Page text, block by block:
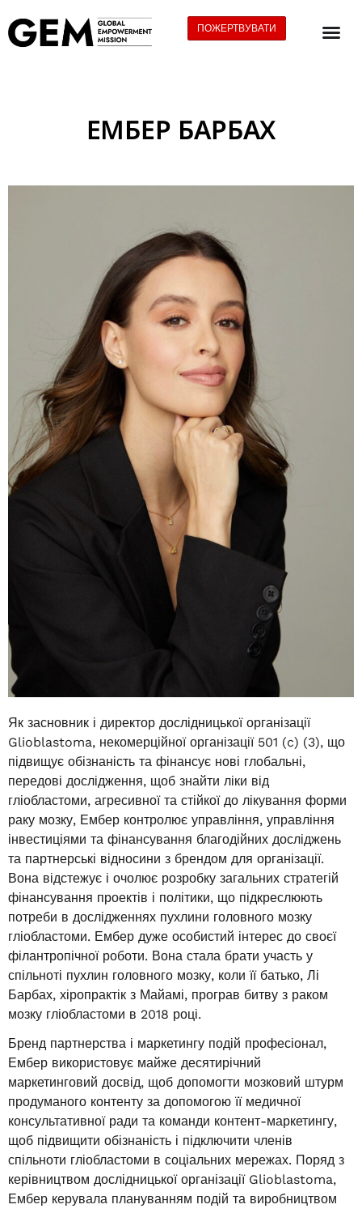
ПОЖЕРТВУВАТИ
ЕМБЕР БАРБАХ
Як засновник і директор дослідницької організації
Glioblastoma, некомерційної організації 501 (c) (3), що
підвищує обізнаність та фінансує нові глобальні,
передові дослідження, щоб знайти ліки від
гліобластоми, агресивної та стійкої до лікування форми
раку мозку, Ембер контролює управління, управління
інвестиціями та фінансування благодійних досліджень
та партнерські відносини з брендом для організації.
Вона відстежує і очолює розробку загальних стратегій
фінансування проектів і політики, що підкреслюють
потреби в дослідженнях пухлини головного мозку
гліобластоми. Ембер дуже особистий інтерес до своєї
філантропічної роботи. Вона стала брати участь у
спільноті пухлин головного мозку, коли її батько, Лі
Барбах, хіропрактік з Майамі, програв битву з раком
мозку гліобластоми в 2018 році.
Бренд партнерства і маркетингу подій професіонал,
Ембер використовує майже десятирічний
маркетинговий досвід, щоб допомогти мозковий штурм
продуманого контенту за допомогою її медичної
консультативної ради та команди контент-маркетингу,
щоб підвищити обізнаність і підключити членів
спільноти гліобластоми в соціальних мережах. Поряд з
керівництвом дослідницької організації Glioblastoma,
Ембер керувала плануванням подій та виробництвом